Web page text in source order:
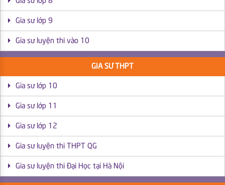
Gia sư lớp 9
Gia sư luyện thi vào 10
GIA SƯ THPT
Gia sư lớp 10
Gia sư lớp 11
Gia sư lớp 12
Gia sư luyện thi THPT QG
Gia sư luyện thi Đại Học tại Hà Nội